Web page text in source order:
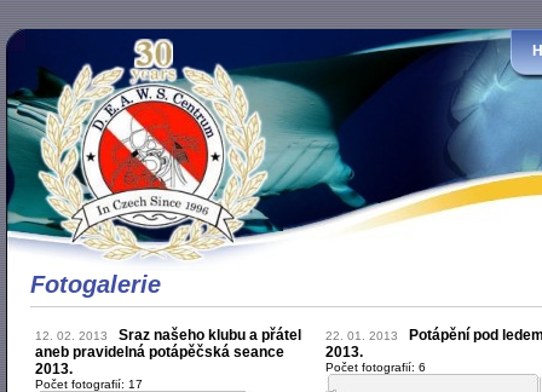
Fotogalerie
12. 02. 2013
Sraz našeho klubu a přátel
aneb pravidelná potápěčská seance
2013.
Počet fotografií: 17
22. 01. 2013
Potápění pod
2013.
Počet fotografií: 6